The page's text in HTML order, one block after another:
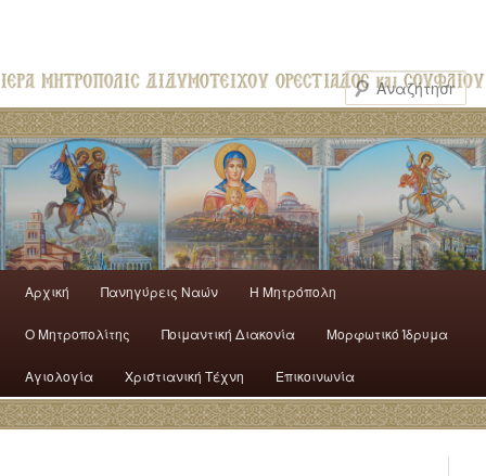
Αρχική Πανηγύρεις Ναών H Mητρόπολη
Ο Mητροπολίτης Ποιμαντική Διακονία Μορφωτικό Ίδρυμα
Αγιολογία Χριστιανική Τέχνη Επικοινωνία